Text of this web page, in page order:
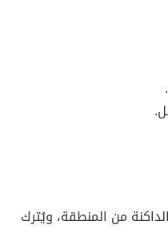
من المنطقة، ويُترك